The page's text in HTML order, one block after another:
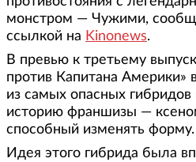
монстром — Чужими,
ссылкой на Kinonews.
В превью к третьему
против Капитана Америки»
из самых опасных
историю франшизы —
способный изменять форму.
Идея этого гибрида была